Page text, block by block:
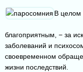
В целом
благоприятным, − за
заболеваний и
своевременном
жизни последствий.